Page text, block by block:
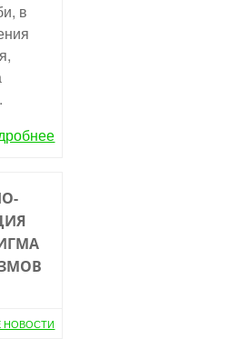
в
НОВОСТИ